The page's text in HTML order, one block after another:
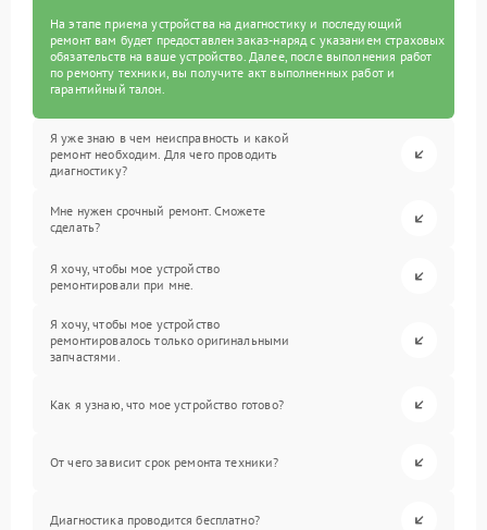
На этапе приема устройства на диагностику и последующий
ремонт вам будет предоставлен заказ-наряд с указанием страховых
обязательств на ваше устройство. Далее, после выполнения работ
по ремонту техники, вы получите акт выполненных работ и
гарантийный талон.
Я уже знаю в чем неисправность и какой
ремонт необходим. Для чего проводить
диагностику?
Мне нужен срочный ремонт. Сможете
сделать?
Я хочу, чтобы мое устройство
ремонтировали при мне.
Я хочу, чтобы мое устройство
ремонтировалось только оригинальными
запчастями.
Как я узнаю, что мое устройство готово?
От чего зависит срок ремонта техники?
Диагностика проводится бесплатно?